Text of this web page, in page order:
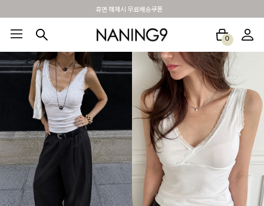
BEST 포토리뷰 - 매주 2명추첨 3만원쿠폰
0
BEST100🤍 NEW5% 베스트재진행 썸머여행룩 아울렛 하객&모임룩